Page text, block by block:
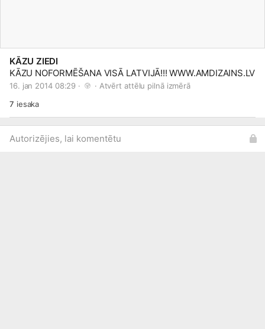
KĀZU ZIEDI
KĀZU NOFORMĒŠANA VISĀ LATVIJĀ!!!WWW.AMDIZAINS.LV
16. jan 2014 08:29 · · Atvērt attēlu pilnā izmērā
7 iesaka
Autorizējies, lai komentētu